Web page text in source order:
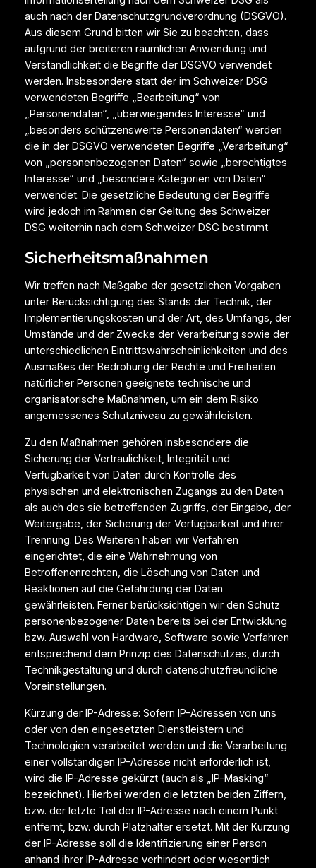
auch nach der Datenschutzgrundverordnung (DSGVO).
Aus diesem Grund bitten wir Sie zu beachten, dass
aufgrund der breiteren räumlichen Anwendung und
Verständlichkeit die Begriffe der DSGVO verwendet
werden. Insbesondere statt der im Schweizer DSG
verwendeten Begriffe „Bearbeitung“ von
„Personendaten“, „überwiegendes Interesse“ und
„besonders schützenswerte Personendaten“ werden
die in der DSGVO verwendeten Begriffe „Verarbeitung“
von „personenbezogenen Daten“ sowie „berechtigtes
Interesse“ und „besondere Kategorien von Daten“
verwendet. Die gesetzliche Bedeutung der Begriffe
wird jedoch im Rahmen der Geltung des Schweizer
DSG weiterhin nach dem Schweizer DSG bestimmt.
Sicherheitsmaßnahmen
Wir treffen nach Maßgabe der gesetzlichen Vorgaben
unter Berücksichtigung des Stands der Technik, der
Implementierungskosten und der Art, des Umfangs, der
Umstände und der Zwecke der Verarbeitung sowie der
unterschiedlichen Eintrittswahrscheinlichkeiten und des
Ausmaßes der Bedrohung der Rechte und Freiheiten
natürlicher Personen geeignete technische und
organisatorische Maßnahmen, um ein dem Risiko
angemessenes Schutzniveau zu gewährleisten.
Zu den Maßnahmen gehören insbesondere die
Sicherung der Vertraulichkeit, Integrität und
Verfügbarkeit von Daten durch Kontrolle des
physischen und elektronischen Zugangs zu den Daten
als auch des sie betreffenden Zugriffs, der Eingabe, der
Weitergabe, der Sicherung der Verfügbarkeit und ihrer
Trennung. Des Weiteren haben wir Verfahren
eingerichtet, die eine Wahrnehmung von
Betroffenenrechten, die Löschung von Daten und
Reaktionen auf die Gefährdung der Daten
gewährleisten. Ferner berücksichtigen wir den Schutz
personenbezogener Daten bereits bei der Entwicklung
bzw. Auswahl von Hardware, Software sowie Verfahren
entsprechend dem Prinzip des Datenschutzes, durch
Technikgestaltung und durch datenschutzfreundliche
Voreinstellungen.
Kürzung der IP-Adresse: Sofern IP-Adressen von uns
oder von den eingesetzten Dienstleistern und
Technologien verarbeitet werden und die Verarbeitung
einer vollständigen IP-Adresse nicht erforderlich ist,
wird die IP-Adresse gekürzt (auch als „IP-Masking“
bezeichnet). Hierbei werden die letzten beiden Ziffern,
bzw. der letzte Teil der IP-Adresse nach einem Punkt
entfernt, bzw. durch Platzhalter ersetzt. Mit der Kürzung
der IP-Adresse soll die Identifizierung einer Person
anhand ihrer IP-Adresse verhindert oder wesentlich